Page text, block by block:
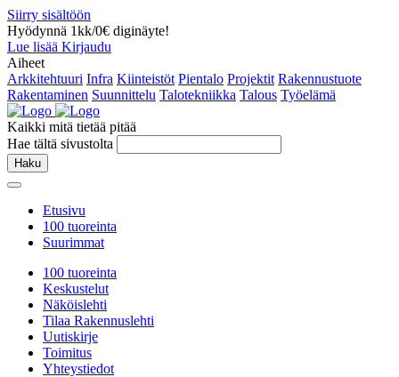
Siirry sisältöön
Hyödynnä 1kk/0€ diginäyte!
Lue lisää Kirjaudu
Aiheet
Arkkitehtuuri Infra Kiinteistöt Pientalo Projektit Rakennustuote
Rakentaminen Suunnittelu Talotekniikka Talous Työelämä
Kaikki mitä tietää pitää
Hae tältä sivustolta
Haku
Etusivu
100 tuoreinta
Suurimmat
100 tuoreinta
Keskustelut
Näköislehti
Tilaa Rakennuslehti
Uutiskirje
Toimitus
Yhteystiedot